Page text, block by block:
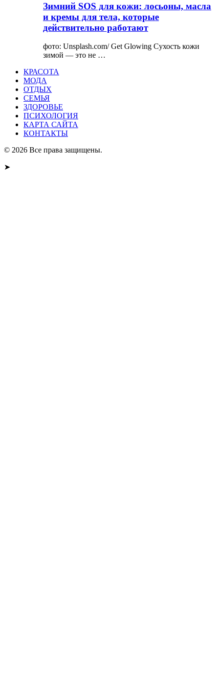
Зимний SOS для кожи: лосьоны, масла
и кремы для тела, которые
действительно работают
фото: Unsplash.com/ Get Glowing Сухость кожи
зимой — это не …
КРАСОТА
МОДА
ОТДЫХ
СЕМЬЯ
ЗДОРОВЬЕ
ПСИХОЛОГИЯ
КАРТА САЙТА
КОНТАКТЫ
© 2026 Все права защищены.
➤